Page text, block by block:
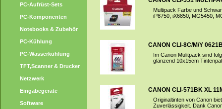
PC-Aufrüst-Sets
PC-Komponenten
Notebooks & Zubehör
PC-Kühlung
PC-Wasserkühlung
TFT,Scanner & Drucker
Netzwerk
Eingabegeräte
Software
Multipack Farbe und
iP8750, iX6850, MG5450,
CANON CLI-8C/M/Y
Im Canon Mulitpack sind
glänzend 10x15cm
CANON CLI-571BK XL
Originaltinten von Canon
Zuverlässigkeit. Dank